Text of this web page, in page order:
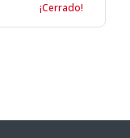
¡Cerrado!